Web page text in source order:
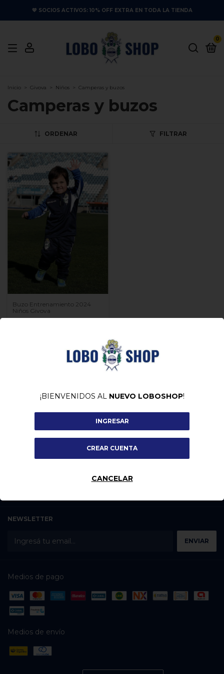
💙 SOCIOS ACTIVOS: 10% OFF EXTRA EN TODA LA TIENDA
0
Inicio > Givova > Niños > Camperas y buzos
Camperas y buzos
ORDENAR FILTRAR
Buzo Entrenamiento 2024
Niños Givova
NEWSLETTER
Medios de pago
Medios de envío
¡BIENVENIDOS AL NUEVO LOBOSHOP!
INGRESAR
CREAR CUENTA
CANCELAR